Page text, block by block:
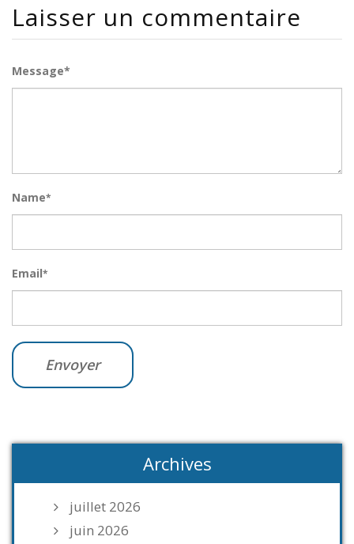
Laisser un commentaire
Message*
Name*
Email*
Archives
juillet 2026
juin 2026